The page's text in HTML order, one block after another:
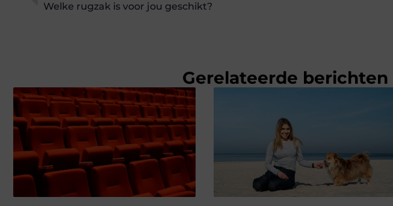
Welke rugzak is voor jou geschikt?
Gerelateerde berichten